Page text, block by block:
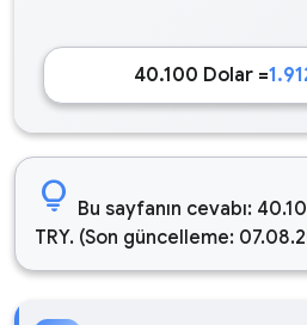
40.100 Dolar =
lightbulb Bu sayfanın cevabı:
TRY. (Son güncelleme: